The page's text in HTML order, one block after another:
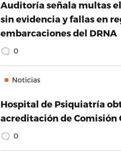
Auditoría señala multas
sin evidencia y fallas en
embarcaciones del DRNA
0
Noticias
Hospital de Psiquiatría
acreditación de Comisión
0